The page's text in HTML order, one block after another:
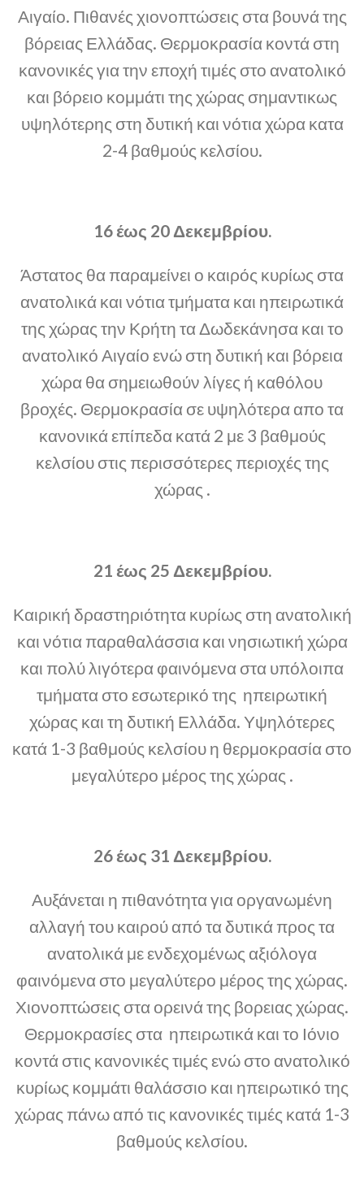
Αιγαίο. Πιθανές χιονοπτώσεις στα βουνά της
βόρειας Ελλάδας. Θερμοκρασία κοντά στη
κανονικές για την εποχή τιμές στο ανατολικό
και βόρειο κομμάτι της χώρας σημαντικως
υψηλότερης στη δυτική και νότια χώρα κατα
2-4 βαθμούς κελσίου.
16 έως 20 Δεκεμβρίου.
Άστατος θα παραμείνει ο καιρός κυρίως στα
ανατολικά και νότια τμήματα και ηπειρωτικά
της χώρας την Κρήτη τα Δωδεκάνησα και το
ανατολικό Αιγαίο ενώ στη δυτική και βόρεια
χώρα θα σημειωθούν λίγες ή καθόλου
βροχές. Θερμοκρασία σε υψηλότερα απο τα
κανονικά επίπεδα κατά 2 με 3 βαθμούς
κελσίου στις περισσότερες περιοχές της
χώρας .
21 έως 25 Δεκεμβρίου.
Καιρική δραστηριότητα κυρίως στη ανατολική
και νότια παραθαλάσσια και νησιωτική χώρα
και πολύ λιγότερα φαινόμενα στα υπόλοιπα
τμήματα στο εσωτερικό της ηπειρωτική
χώρας και τη δυτική Ελλάδα. Υψηλότερες
κατά 1-3 βαθμούς κελσίου η θερμοκρασία στο
μεγαλύτερο μέρος της χώρας .
26 έως 31 Δεκεμβρίου.
Αυξάνεται η πιθανότητα για οργανωμένη
αλλαγή του καιρού από τα δυτικά προς τα
ανατολικά με ενδεχομένως αξιόλογα
φαινόμενα στο μεγαλύτερο μέρος της χώρας.
Χιονοπτώσεις στα ορεινά της βορειας χώρας.
Θερμοκρασίες στα ηπειρωτικά και το Ιόνιο
κοντά στις κανονικές τιμές ενώ στο ανατολικό
κυρίως κομμάτι θαλάσσιο και ηπειρωτικό της
χώρας πάνω από τις κανονικές τιμές κατά 1-3
βαθμούς κελσίου.